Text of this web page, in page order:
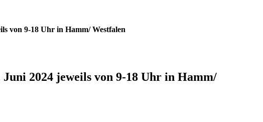
von 9-18 Uhr in Hamm/ Westfalen
2024 jeweils von 9-18 Uhr in Hamm/